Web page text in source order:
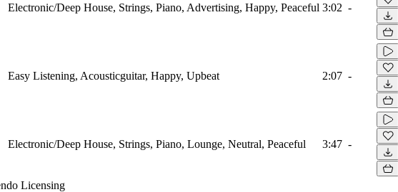
Electronic/Deep House, Strings, Piano, Advertising, Happy, Peaceful 3:02 -
Easy Listening, Acousticguitar, Happy, Upbeat 2:07 -
Electronic/Deep House, Strings, Piano, Lounge, Neutral, Peaceful 3:47 -
Licensing